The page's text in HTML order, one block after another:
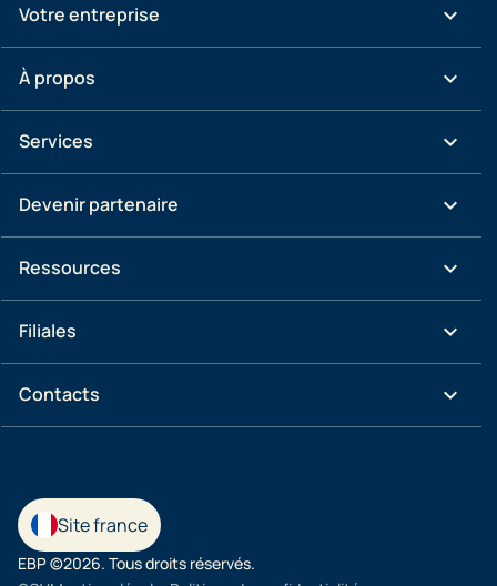
Votre entreprise keyboard_arrow_down
À propos keyboard_arrow_down
Services keyboard_arrow_down
Devenir partenaire keyboard_arrow_down
Ressources keyboard_arrow_down
Filiales keyboard_arrow_down
Contacts keyboard_arrow_down
Site france
EBP ©2026. Tous droits réservés.